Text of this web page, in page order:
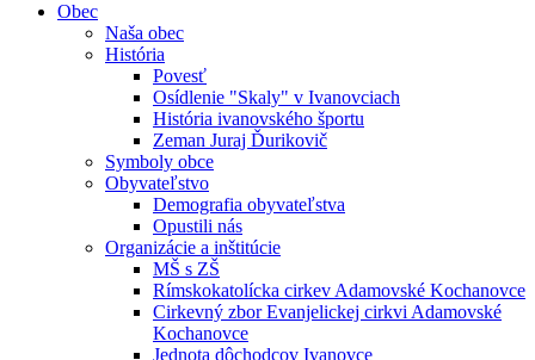
Obec
Naša obec
História
Povesť
Osídlenie "Skaly" v Ivanovciach
História ivanovského športu
Zeman Juraj Ďurikovič
Symboly obce
Obyvateľstvo
Demografia obyvateľstva
Opustili nás
Organizácie a inštitúcie
MŠ s ZŠ
Rímskokatolícka cirkev Adamovské Kochanovce
Cirkevný zbor Evanjelickej cirkvi Adamovské
Kochanovce
Jednota dôchodcov Ivanovce